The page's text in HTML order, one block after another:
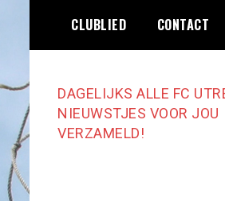
de
CLUBLIED CONTACT
DAGELIJKS ALLE FC
NIEUWSTJES VOOR JOU
VERZAMELD!